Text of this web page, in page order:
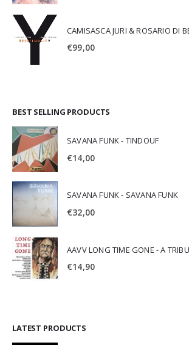
CAMISASCA JURI & ROSARIO DI
€99,00
BEST SELLING PRODUCTS
SAVANA FUNK - TINDOUF
€14,00
SAVANA FUNK - SAVANA FUNK
€32,00
€14,90
LATEST PRODUCTS